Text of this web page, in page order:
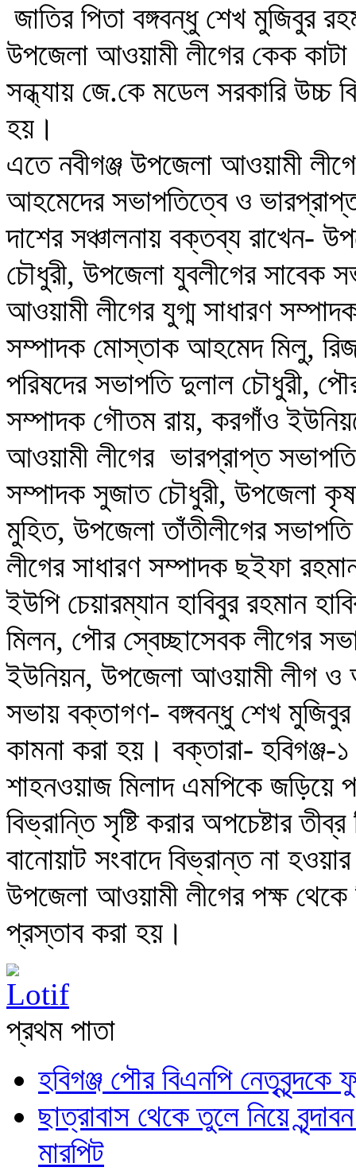
জাতির পিতা বঙ্গবন্ধু শেখ মুজিবুর
উপজেলা আওয়ামী লীগের কেক
সন্ধ্যায় জে.কে মডেল সরকারি উচ্চ
হয়।
এতে নবীগঞ্জ উপজেলা আওয়ামী
আহমেদের সভাপতিত্বে ও
দাশের সঞ্চালনায় বক্তব্য রাখেন-
চৌধুরী, উপজেলা যুবলীগের
আওয়ামী লীগের যুগ্ম সাধারণ
সম্পাদক মোস্তাক আহমেদ মিলু,
পরিষদের সভাপতি দুলাল চৌধুরী,
সম্পাদক গৌতম রায়, করগাঁও
আওয়ামী লীগের ভারপ্রাপ্ত
সম্পাদক সুজাত চৌধুরী, উপজেলা
মুহিত, উপজেলা তাঁতীলীগের
লীগের সাধারণ সম্পাদক ছইফা
ইউপি চেয়ারম্যান হাবিবুর রহমান
মিলন, পৌর স্বেচ্ছাসেবক লীগের
ইউনিয়ন, উপজেলা আওয়ামী লীগ ও
সভায় বক্তাগণ- বঙ্গবন্ধু শেখ
কামনা করা হয়। বক্তারা-
শাহনওয়াজ মিলাদ এমপিকে
বিভ্রান্তি সৃষ্টি করার অপচেষ্টার
বানোয়াট সংবাদে বিভ্রান্ত না
উপজেলা আওয়ামী লীগের পক্ষ থেকে
প্রস্তাব করা হয়।
প্রথম পাতা
হবিগঞ্জ পৌর বিএনপি নেতৃবৃন্দকে
ছাত্রাবাস থেকে তুলে নিয়ে
মারপিট